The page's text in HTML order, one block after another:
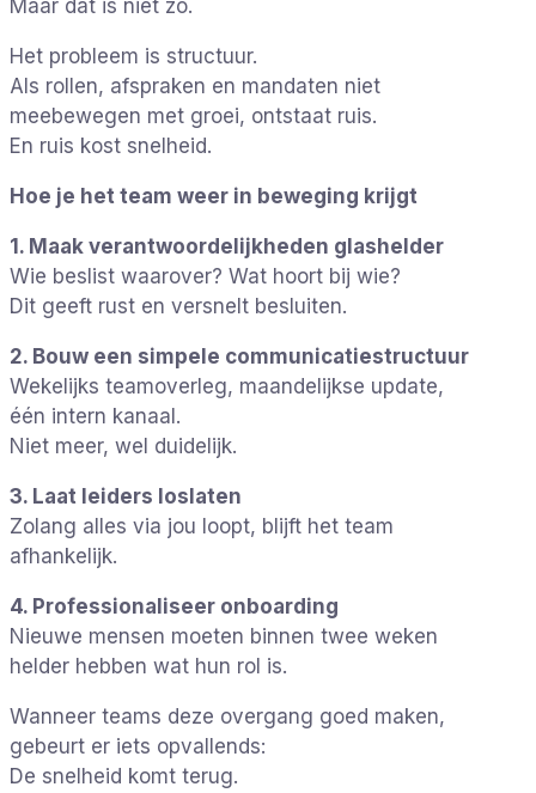
Maar dat is niet zo.
Het probleem is structuur.
Als rollen, afspraken en mandaten niet
meebewegen met groei, ontstaat ruis.
En ruis kost snelheid.
Hoe je het team weer in beweging krijgt
1. Maak verantwoordelijkheden glashelder
Wie beslist waarover? Wat hoort bij wie?
Dit geeft rust en versnelt besluiten.
2. Bouw een simpele communicatiestructuur
Wekelijks teamoverleg, maandelijkse update,
één intern kanaal.
Niet meer, wel duidelijk.
3. Laat leiders loslaten
Zolang alles via jou loopt, blijft het team
afhankelijk.
4. Professionaliseer onboarding
Nieuwe mensen moeten binnen twee weken
helder hebben wat hun rol is.
Wanneer teams deze overgang goed maken,
gebeurt er iets opvallends:
De snelheid komt terug.